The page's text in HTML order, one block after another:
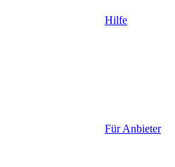
Hilfe
Für Anbieter